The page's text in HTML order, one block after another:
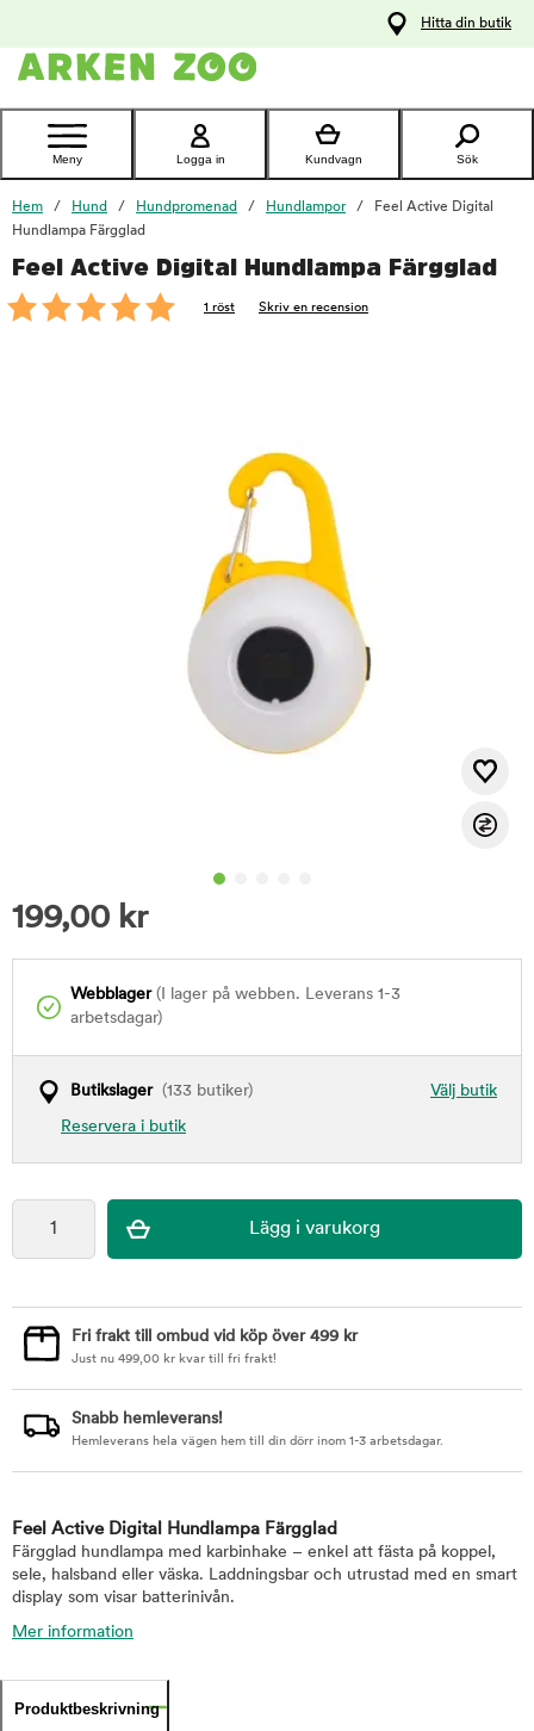
Kontakta
Hitta din butik
Meny Logga in Kundvagn Sök
Hem Hund Hundpromenad Hundlampor
Feel Active Digital
Hundlampa Färgglad
Feel Active Digital Hundlampa Färgglad
1 röst Skriv en recension
199,00 kr
Webblager(I lager på webben. Leverans 1-3
arbetsdagar)
Välj butik
Butikslager(133 butiker)
Reservera i butik
foo
Fri frakt till ombud vid köp över 499 kr
Just nu 499,00 kr kvar till fri frakt!
Snabb hemleverans!
Hemleverans hela vägen hem till din dörr inom 1-3 arbetsdagar.
Feel Active Digital Hundlampa Färgglad
Färgglad hundlampa med karbinhake – enkel att fästa på koppel,
sele, halsband eller väska. Laddningsbar och utrustad med en smart
display som visar batterinivån.
Mer information
Produktbeskrivning